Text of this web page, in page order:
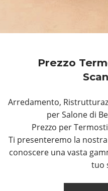
Prezzo
Arredamento,
per Salone di
Prezzo per
Ti presenteremo la
conoscere una vasta
tuo